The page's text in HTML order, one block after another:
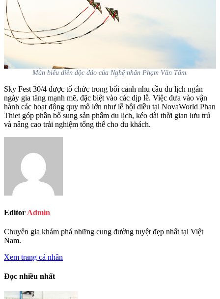
Màn biểu diễn độc đáo của Nghệ nhân Phạm Văn Tâm.
Sky Fest 30/4 được tổ chức trong bối cảnh nhu cầu du lịch ngắn
ngày gia tăng mạnh mẽ, đặc biệt vào các dịp lễ. Việc đưa vào vận
hành các hoạt động quy mô lớn như lễ hội diều tại NovaWorld Phan
Thiet góp phần bổ sung sản phẩm du lịch, kéo dài thời gian lưu trú
và nâng cao trải nghiệm tổng thể cho du khách.
Editor Admin
Chuyên gia khám phá những cung đường tuyệt đẹp nhất tại Việt
Nam.
Xem trang cá nhân
Đọc nhiều nhất